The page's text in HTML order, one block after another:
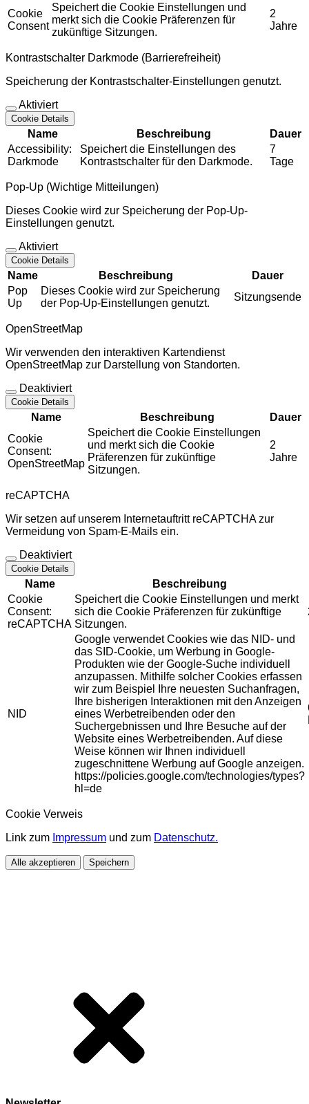
Cookie
Consent
Speichert die Cookie Einstellungen und
merkt sich die Cookie Präferenzen für
zukünftige Sitzungen.
2
Jahre
Kontrastschalter Darkmode (Barrierefreiheit)
Speicherung der Kontrastschalter-Einstellungen genutzt.
Aktiviert
Cookie Details
Name Beschreibung
Dauer
Accessibility:
Darkmode
Speichert die Einstellungen des
Kontrastschalter für den Darkmode.
7
Tage
Pop-Up (Wichtige Mitteilungen)
Dieses Cookie wird zur Speicherung der Pop-Up-
Einstellungen genutzt.
Aktiviert
Cookie Details
Name Beschreibung
Dauer
Pop
Up
Dieses Cookie wird zur Speicherung
der Pop-Up-Einstellungen genutzt.
Sitzungsende
OpenStreetMap
Wir verwenden den interaktiven Kartendienst
OpenStreetMap zur Darstellung von Standorten.
Deaktiviert
Cookie Details
Name Beschreibung
Dauer
Cookie
Consent:
OpenStreetMap
Speichert die Cookie Einstellungen
und merkt sich die Cookie
Präferenzen für zukünftige
Sitzungen.
2
Jahre
reCAPTCHA
Wir setzen auf unserem Internetauftritt reCAPTCHA zur
Vermeidung von Spam-E-Mails ein.
Deaktiviert
Cookie Details
Name
Beschreibung
Cookie
Consent:
reCAPTCHA
Speichert die Cookie Einstellungen und merkt
sich die Cookie Präferenzen für zukünftige
Sitzungen.
NID
Google verwendet Cookies wie das NID- und
das SID-Cookie, um Werbung in Google-
Produkten wie der Google-Suche individuell
anzupassen. Mithilfe solcher Cookies erfassen
wir zum Beispiel Ihre neuesten Suchanfragen,
Ihre bisherigen Interaktionen mit den Anzeigen
eines Werbetreibenden oder den
Suchergebnissen und Ihre Besuche auf der
Website eines Werbetreibenden. Auf diese
Weise können wir Ihnen individuell
zugeschnittene Werbung auf Google anzeigen.
https://policies.google.com/technologies/types?
hl=de
Cookie Verweis
Link zum Impressum und zum Datenschutz.
Alle akzeptieren Speichern